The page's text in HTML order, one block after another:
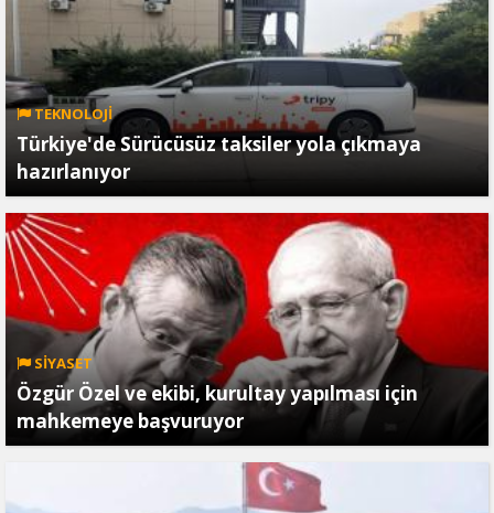
TEKNOLOJİ
Türkiye'de Sürücüsüz taksiler yola çıkmaya
hazırlanıyor
SİYASET
Özgür Özel ve ekibi, kurultay yapılması için
mahkemeye başvuruyor